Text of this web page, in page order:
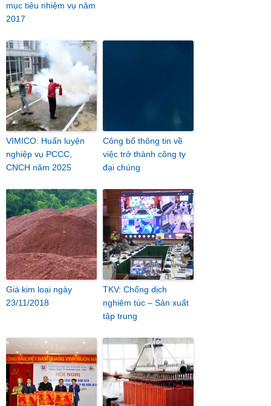
mục tiêu nhiệm vụ năm
2017
VIMICO: Huấn luyện
nghiệp vụ PCCC,
CNCH năm 2025
Công bố thông tin về
việc trở thành công ty
đại chúng
Giá kim loại ngày
23/11/2018
TKV: Chống dịch
nghiêm túc – Sản xuất
tập trung